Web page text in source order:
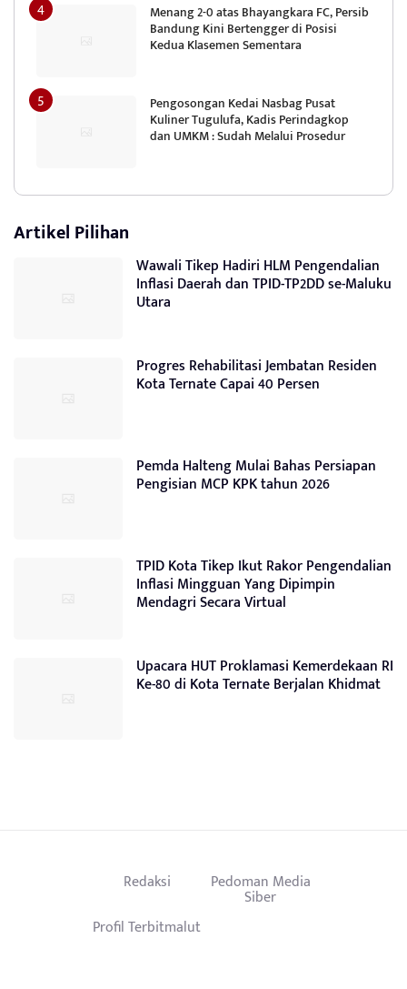
Menang 2-0 atas Bhayangkara FC, Persib
Bandung Kini Bertengger di Posisi
Kedua Klasemen Sementara
Pengosongan Kedai Nasbag Pusat
Kuliner Tugulufa, Kadis Perindagkop
dan UMKM : Sudah Melalui Prosedur
Artikel Pilihan
Wawali Tikep Hadiri HLM Pengendalian
Inflasi Daerah dan TPID-TP2DD se-Maluku
Utara
Progres Rehabilitasi Jembatan Residen
Kota Ternate Capai 40 Persen
Pemda Halteng Mulai Bahas Persiapan
Pengisian MCP KPK tahun 2026
TPID Kota Tikep Ikut Rakor Pengendalian
Inflasi Mingguan Yang Dipimpin
Mendagri Secara Virtual
Upacara HUT Proklamasi Kemerdekaan RI
Ke-80 di Kota Ternate Berjalan Khidmat
Redaksi Pedoman Media
Siber
Profil Terbitmalut